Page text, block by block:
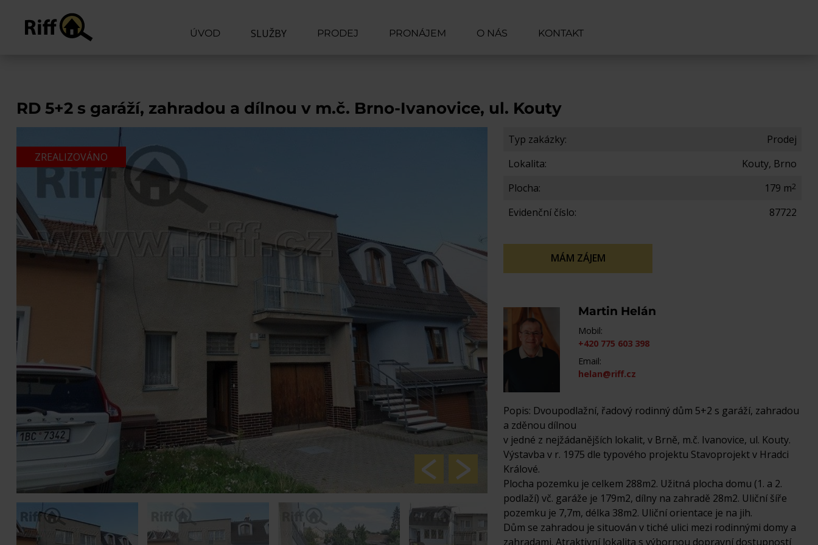
ÚVOD SLUŽBY
ODHAD CENY
PRODEJ PRONÁJEM O NÁS KONTAKT
RD 5+2 s garáží, zahradou a dílnou v m.č. Brno-Ivanovice, ul. Kouty
ZREALIZOVÁNO
Typ zakázky:
Prodej
Lokalita:
Kouty, Brno
Plocha:
179 m2
Evidenční číslo: 87722
MÁM ZÁJEM
Martin Helán
Mobil:
+420 775 603 398
Email:
helan@riff.cz
Popis: Dvoupodlažní, řadový rodinný dům 5+2 s garáží, zahradou
a zděnou dílnou
v jedné z nejžádanějších lokalit, v Brně, m.č. Ivanovice, ul. Kouty.
Výstavba v r. 1975 dle typového projektu Stavoprojekt v Hradci
Králové.
Plocha pozemku je celkem 288m2. Užitná plocha domu (1. a 2.
podlaží) vč. garáže je 179m2, dílny na zahradě 28m2. Uliční šíře
pozemku je 7,7m, délka 38m2. Uliční orientace je na jih.
Dům se zahradou je situován v tiché ulici mezi rodinnými domy a
zahradami. Atraktivní lokalita s výbornou dopravní dostupností